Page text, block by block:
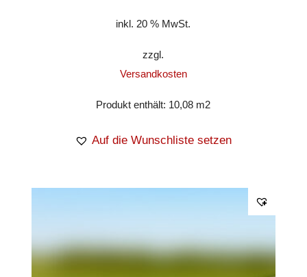
inkl. 20 % MwSt.
zzgl.
Versandkosten
Produkt enthält: 10,08 m2
Auf die Wunschliste setzen